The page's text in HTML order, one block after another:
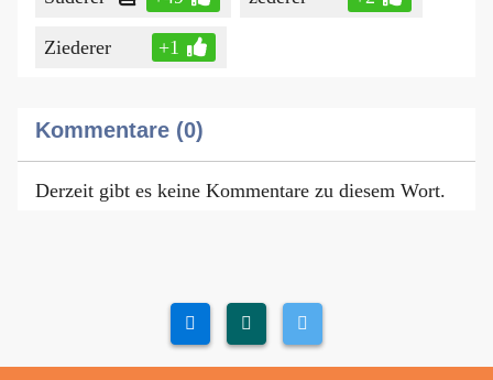
Ziederer +1
Kommentare (0)
Derzeit gibt es keine Kommentare zu diesem Wort.